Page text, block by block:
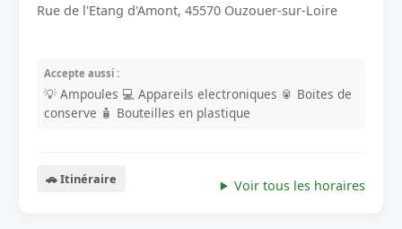
Rue de l'Etang d'Amont, 45570 Ouzouer-sur-Loire
Accepte aussi :
💡 Ampoules 💻 Appareils electroniques 🥫 Boites de
conserve 🧴 Bouteilles en plastique
🚗 Itinéraire Voir tous les horaires